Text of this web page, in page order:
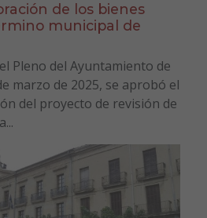
de los bienes
municipal de
Pleno del Ayuntamiento de
marzo de 2025, se aprobó el
del proyecto de revisión de